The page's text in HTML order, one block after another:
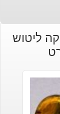
ליטוש